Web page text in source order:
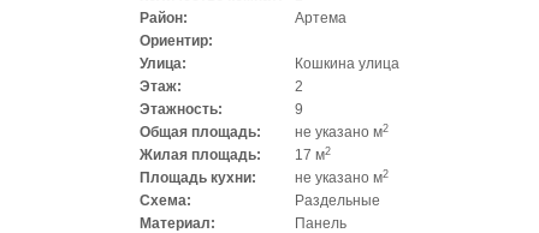
Район:
Артема
Ориентир:
Улица:
Кошкина улица
Этаж:
2
Этажность:
9
Общая площадь:
не указано м2
Жилая площадь: 17 м2
Площадь кухни: не указано м2
Схема:
Раздельные
Материал:
Панель